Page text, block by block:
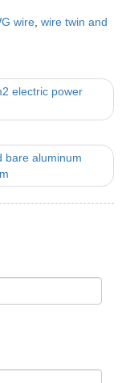
wire wire twin and
electric power
bare aluminum